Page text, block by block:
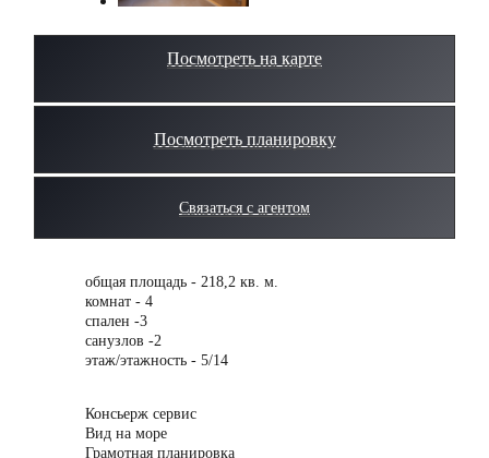
Посмотреть на карте
Посмотреть планировку
Связаться с агентом
общая площадь - 218,2 кв. м.
комнат - 4
спален -3
санузлов -2
этаж/этажность - 5/14
Консьерж сервис
Вид на море
Грамотная планировка